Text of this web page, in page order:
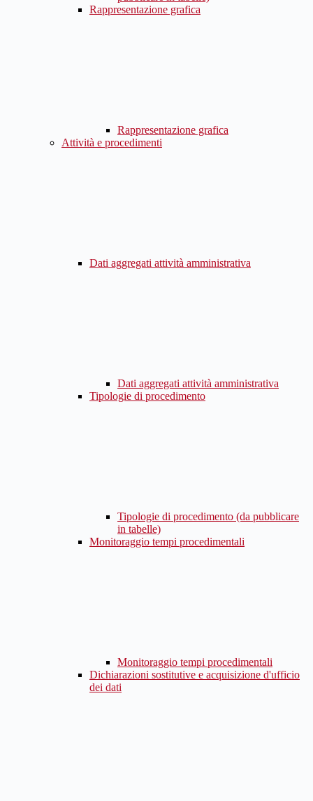
Rappresentazione grafica
Rappresentazione grafica
Attività e procedimenti
Dati aggregati attività amministrativa
Dati aggregati attività amministrativa
Tipologie di procedimento
Tipologie di procedimento (da pubblicare
in tabelle)
Monitoraggio tempi procedimentali
Monitoraggio tempi procedimentali
Dichiarazioni sostitutive e acquisizione d'ufficio
dei dati